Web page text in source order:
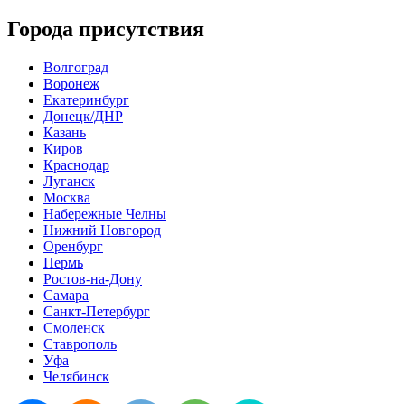
Города присутствия
Волгоград
Воронеж
Екатеринбург
Донецк/ДНР
Казань
Киров
Краснодар
Луганск
Москва
Набережные Челны
Нижний Новгород
Оренбург
Пермь
Ростов-на-Дону
Самара
Санкт-Петербург
Смоленск
Ставрополь
Уфа
Челябинск